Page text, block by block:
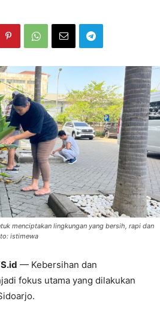
menciptakan lingkungan yang bersih, rapi dan
istimewa
— Kebersihan dan
fokus utama yang dilakukan